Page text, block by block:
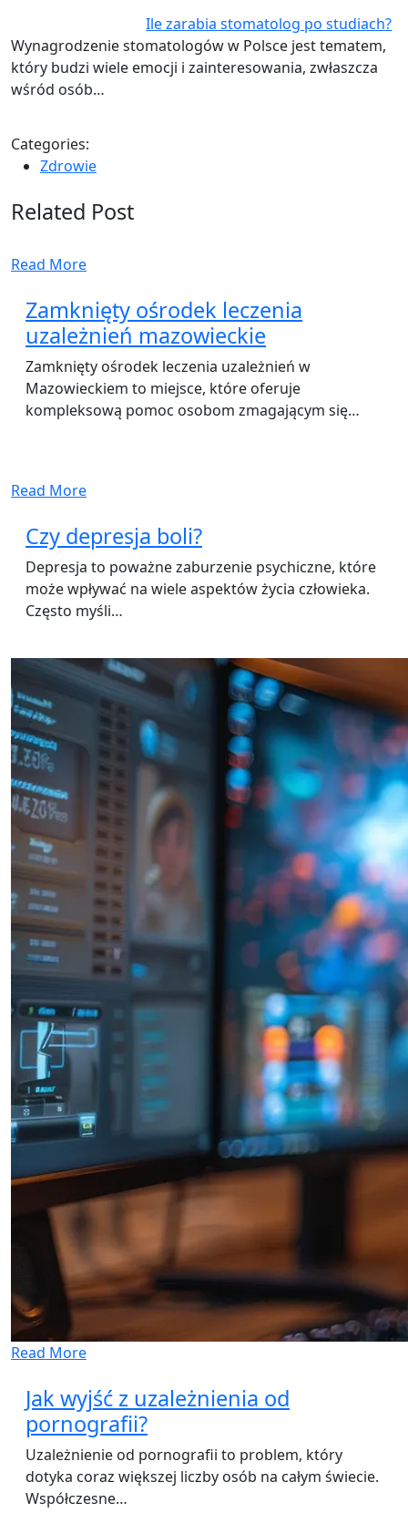
Ile zarabia stomatolog po studiach?
Wynagrodzenie stomatologów w Polsce jest tematem,
który budzi wiele emocji i zainteresowania, zwłaszcza
wśród osób…
Categories:
Zdrowie
Related Post
Read More
Zamknięty ośrodek leczenia
uzależnień mazowieckie
Zamknięty ośrodek leczenia uzależnień w
Mazowieckiem to miejsce, które oferuje
kompleksową pomoc osobom zmagającym się…
Read More
Czy depresja boli?
Depresja to poważne zaburzenie psychiczne, które
może wpływać na wiele aspektów życia człowieka.
Często myśli…
Read More
Jak wyjść z uzależnienia od
pornografii?
Uzależnienie od pornografii to problem, który
dotyka coraz większej liczby osób na całym świecie.
Współczesne…